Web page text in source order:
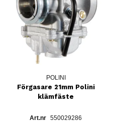
POLINI
Förgasare 21mm Polini
klämfäste
550029286